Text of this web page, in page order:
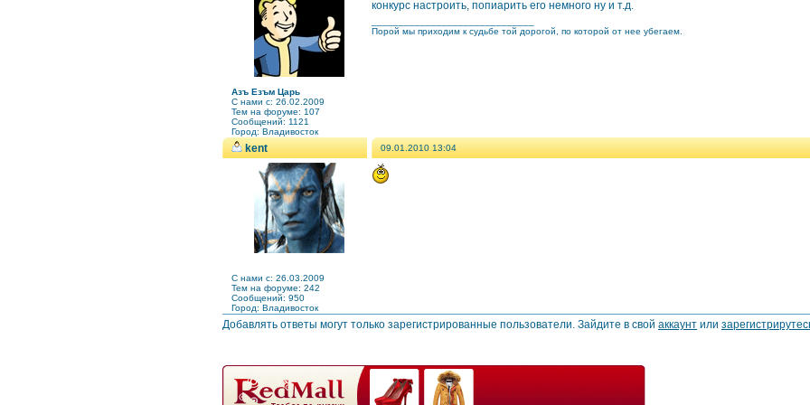
Азъ Езъм Царь
C нами с: 26.02.2009
Тем на форуме: 107
Сообщений: 1121
Город: Владивосток
конкурс настроить, попиарить его немного ну и т.д.
Порой мы приходим к судьбе той дорогой, по которой от нее убегаем.
kent 09.01.2010 13:04
C нами с: 26.03.2009
Тем на форуме: 242
Сообщений: 950
Город: Владивосток
Добавлять ответы могут только зарегистрированные пользователи. Зайдите в свой аккаунт или